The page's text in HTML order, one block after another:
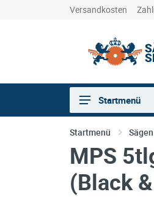
Versandkosten
Sägen
Trennen
Bohren
Schleifen
Startmenü
Startmenü Sägen
MPS
(Black